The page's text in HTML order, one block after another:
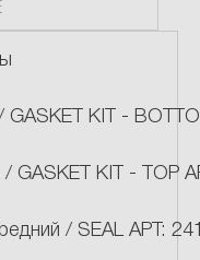
KIT -
GASKET KIT - TOP
/ SEAL АРТ: